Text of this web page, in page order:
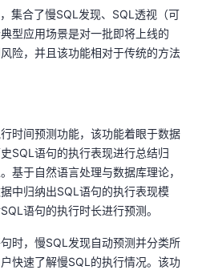
集合了慢SQL 发现、 SQL 透视（可
型应用场景是对一批即将上线的
险，并且该功能相对于传统的方法
时间预测功能，该功能着眼于数据
SQL 语句的执行表现进行总结归
基于自然语言处理与数据库理论，
中归纳出SQL 语句的执行表现模
SQL 语句的执行时长进行预测。
时，慢SQL 发现自动预测并分类所
快速了解慢SQL 的执行情况。该功